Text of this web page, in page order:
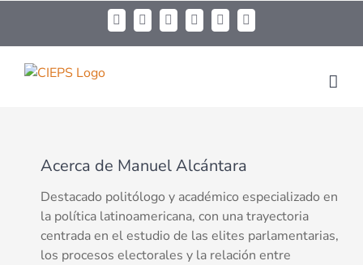
Acerca de Manuel Alcántara
Destacado politólogo y académico especializado en
la política latinoamericana, con una trayectoria
centrada en el estudio de las elites parlamentarias,
los procesos electorales y la relación entre